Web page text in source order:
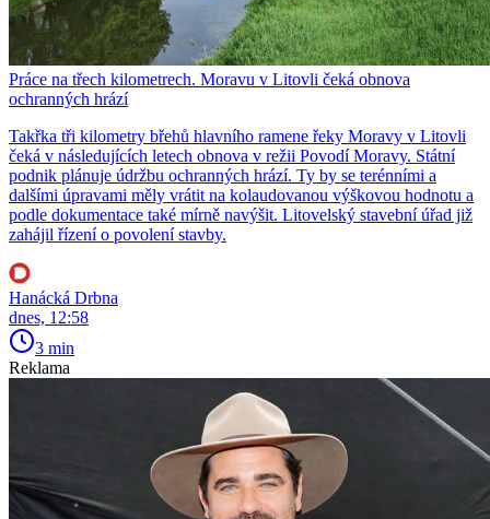
Práce na třech kilometrech. Moravu v Litovli čeká obnova
ochranných hrází
Takřka tři kilometry břehů hlavního ramene řeky Moravy v Litovli
čeká v následujících letech obnova v režii Povodí Moravy. Státní
podnik plánuje údržbu ochranných hrází. Ty by se terénními a
dalšími úpravami měly vrátit na kolaudovanou výškovou hodnotu a
podle dokumentace také mírně navýšit. Litovelský stavební úřad již
zahájil řízení o povolení stavby.
Hanácká Drbna
dnes, 12:58
3 min
Reklama